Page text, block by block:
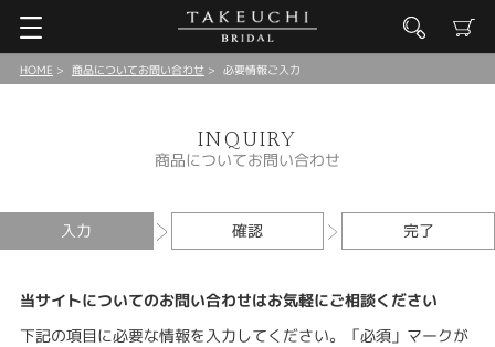
HOME 商品についてお問い合わせ 必要情報ご入力
INQUIRY
商品についてお問い合わせ
入力 確認 完了
当サイトについてのお問い合わせはお気軽にご相談ください
下記の項目に必要な情報を入力してください。「必須」マークが